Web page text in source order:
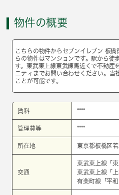
物件の概要
こちらの物件からセブンイレブン 板
らの物件はマンションです。駅から徒
す。東武東上線東武練馬近くで不動
ニティまでお問い合わせください。当
ことが可能です。
賃料 ****
管理費等 ****
所在地 東京都板橋区
交通
東武東上線 「
東武東上線 「
有楽町線 「平